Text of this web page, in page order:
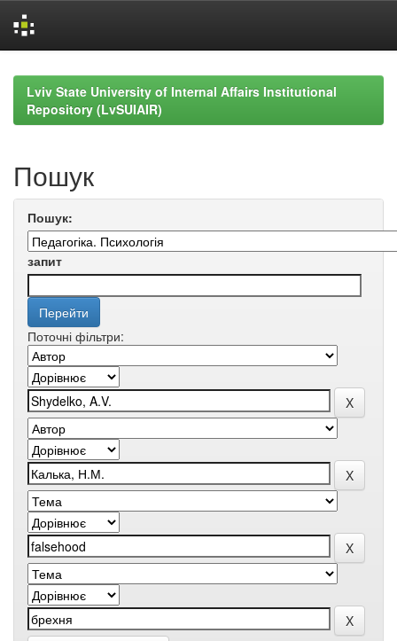
navigationLviv State University of Internal Affairs Institutional
Repository (LvSUIAIR)
Пошук
Пошук:
запит
Поточні фільтри: